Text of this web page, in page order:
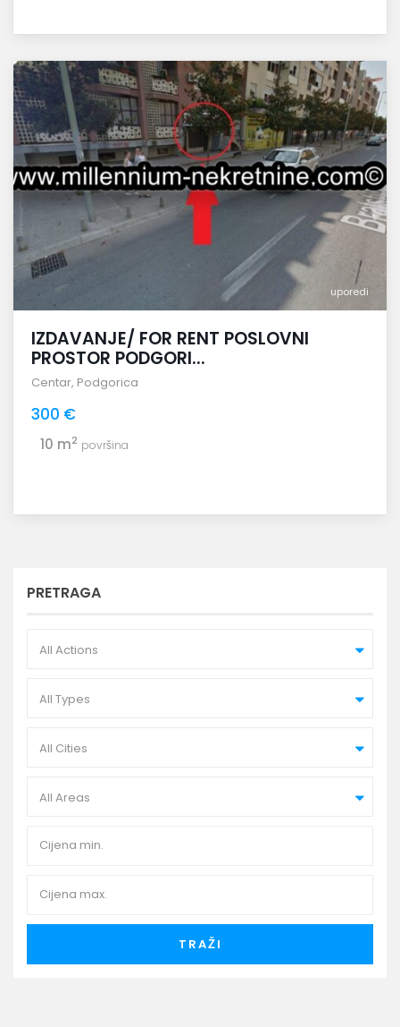
uporedi
IZDAVANJE/ FOR RENT POSLOVNI
PROSTOR PODGORI...
Centar, Podgorica
300 €
10 m2 površina
PRETRAGA
All Actions
All Types
All Cities
All Areas
TRAŽI